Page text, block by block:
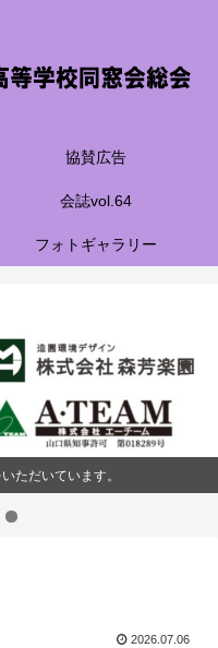
協賛広告
会誌vol.64
フォトギャラリー
ただいています。
2026.07.06